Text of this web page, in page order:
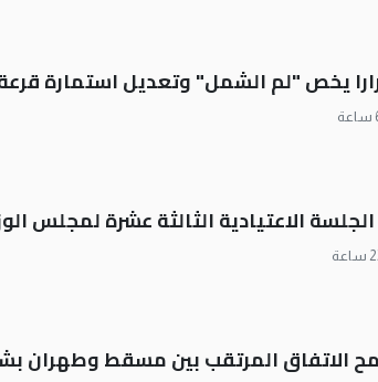
يخص "لم الشمل" وتعديل استمارة
الاعتيادية الثالثة عشرة لمجلس
الاتفاق المرتقب بين مسقط وطهران